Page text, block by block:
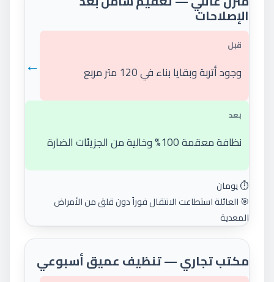
الإصلاحات
قبل
وجود أتربة وبقايا بناء في 120 متر مربع ←
بعد
نظافة معقمة 100% وخالية من الجزيئات الضارة
⏱️ يومان
🎯 العائلة استطاعت الانتقال فوراً دون قلق من الأمراض
المعدية
مكتب تجاري — تنظيف عميق أسبوعي